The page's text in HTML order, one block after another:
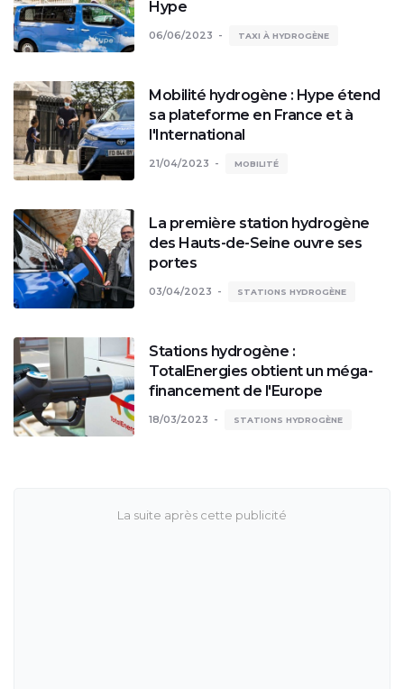
Hype
06/06/2023 TAXI À HYDROGÈNE
Mobilité hydrogène : Hype étend
sa plateforme en France et à
l'International
21/04/2023 MOBILITÉ
La première station hydrogène
des Hauts-de-Seine ouvre ses
portes
03/04/2023 STATIONS HYDROGÈNE
Stations hydrogène :
TotalEnergies obtient un méga-
financement de l'Europe
18/03/2023 STATIONS HYDROGÈNE